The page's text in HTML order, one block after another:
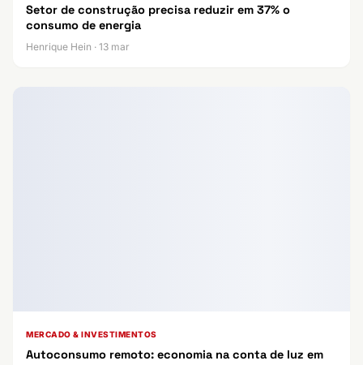
Setor de construção precisa reduzir em 37% o
consumo de energia
Henrique Hein · 13 mar
MERCADO & INVESTIMENTOS
Autoconsumo remoto: economia na conta de luz em